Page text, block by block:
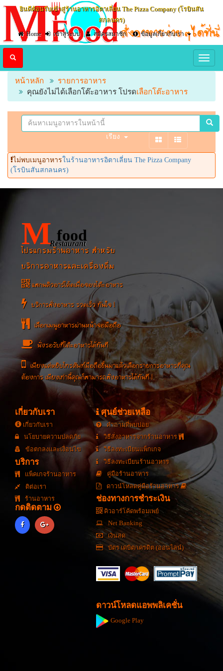
ยินดีต้อนรับเข้าสู่ร้านอาหารอิตาเลี่ยน The Pizza Company (โรบินสัน
สกลนคร)
Home
เข้าสู่ระบบ สมัครสมาชิก ข้อมูลเกี่ยวกับเรา
หน้าหลัก
รายการอาหาร
คุณยังไม่ได้เลือกโต๊ะอาหาร โปรดเลือกโต๊ะอาหาร
เรียง
ไม่พบเมนูอาหารในร้านอาหารอิตาเลี่ยน The Pizza Company
(โรบินสันสกลนคร)
M food
Restaurant
โปรแกรมร้านอาหาร สำหรับ
บริการอาหารและเครื่องดื่ม
แสกนคิวอาร์โค้ดเพื่อจองโต๊ะอาหาร
บริการสั่งอาหาร รวดเร็ว ทันใจ !
เลือกเมนูอาหารผ่านหน้าจอมือถือ
นั่งรอรับที่โต๊ะอาหารได้ทันที
เพียงแค่หยิบโทรศัพท์มือถือขึ้นมาแล้วเลือกรายการอาหารที่คุณ
ต้องการ เพียงเท่านี้คุณก็สามารถสั่งอาหารได้ทันที !
เกี่ยวกับเรา
เกี่ยวกับเรา
นโยบายความปลดภัย
ข้อตกลงและเงื่อนไข
บริการ
แพ็คเกจร้านอาหาร
ติต่อเรา
ร้านอาหาร
กดติดตาม
ศุนย์ช่วยเหลือ
คำถามที่พบบ่อย
วิธีสั่งอาหารจากร้านอาหาร
วิธีลงทะเบียนแพ็กเกจ
วิธีลงทะเบียนร้านอาหาร
คู่มือร้านอาหาร
ดาวน์โหลดคู่มือร้านอาหาร
ช่องทางการชำระเงิน
คิวอาร์โค้ดพร้อมเพย์
Net Banking
เงินสด
บัตร เดบิต/เครดิต (ออนไลน์)
ดาวน์โหลดแอพพลิเคชั่น
Google Play